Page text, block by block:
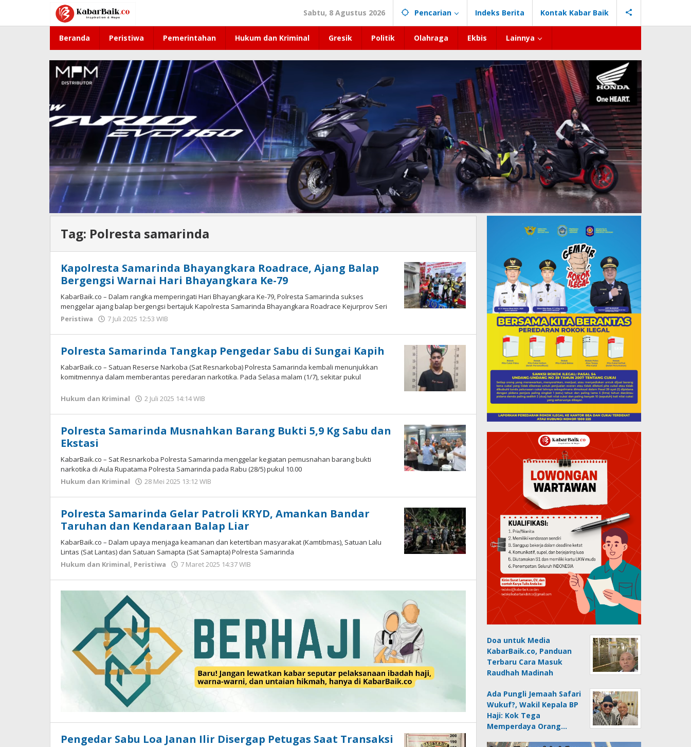
konten
Sabtu, 8 Agustus 2026 Pencarian Indeks Berita Kontak Kabar Baik
Beranda Peristiwa Pemerintahan Hukum dan Kriminal Gresik Politik Olahraga Ekbis Lainnya
Tag: Polresta samarinda
Kapolresta Samarinda Bhayangkara Roadrace, Ajang Balap
Bergengsi Warnai Hari Bhayangkara Ke-79
KabarBaik.co – Dalam rangka memperingati Hari Bhayangkara Ke-79, Polresta Samarinda sukses
menggelar ajang balap bergengsi bertajuk Kapolresta Samarinda Bhayangkara Roadrace Kejurprov Seri
Peristiwa
7 Juli 2025 12:53 WIB
Polresta Samarinda Tangkap Pengedar Sabu di Sungai Kapih
KabarBaik.co – Satuan Reserse Narkoba (Sat Resnarkoba) Polresta Samarinda kembali menunjukkan
komitmennya dalam memberantas peredaran narkotika. Pada Selasa malam (1/7), sekitar pukul
Hukum dan Kriminal 2 Juli 2025 14:14 WIB
Polresta Samarinda Musnahkan Barang Bukti 5,9 Kg Sabu dan
Ekstasi
KabarBaik.co – Sat Resnarkoba Polresta Samarinda menggelar kegiatan pemusnahan barang bukti
narkotika di Aula Rupatama Polresta Samarinda pada Rabu (28/5) pukul 10.00
Hukum dan Kriminal
28 Mei 2025 13:12 WIB
Polresta Samarinda Gelar Patroli KRYD, Amankan Bandar
Taruhan dan Kendaraan Balap Liar
KabarBaik.co – Dalam upaya menjaga keamanan dan ketertiban masyarakat (Kamtibmas), Satuan Lalu
Lintas (Sat Lantas) dan Satuan Samapta (Sat Samapta) Polresta Samarinda
Hukum dan Kriminal, Peristiwa 7 Maret 2025 14:37 WIB
Pengedar Sabu Loa Janan Ilir Disergap Petugas Saat Transaksi
Doa untuk Media
KabarBaik.co, Panduan
Terbaru Cara Masuk
Raudhah Madinah
Ada Pungli Jemaah Safari
Wukuf?, Wakil Kepala BP
Haji: Kok Tega
Memperdaya Orang…